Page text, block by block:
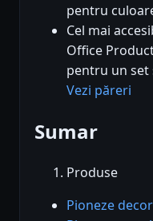
pentru
Cel mai
Office
pentru un set
Vezi păreri
Sumar
Produse
Pioneze